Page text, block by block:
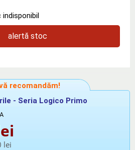
alertă stoc
recomandăm!
- Seria Logico Primo
lei